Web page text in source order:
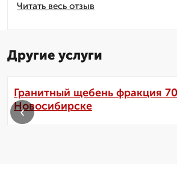
Читать весь отзыв
Другие услуги
Гранитный щебень фракция
Новосибирске
‹